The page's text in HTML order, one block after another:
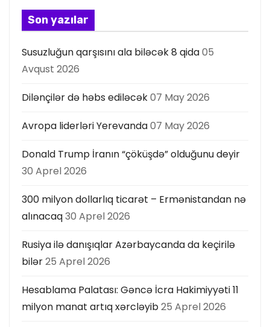
a
ı
Son yazılar
Susuzluğun qarşısını ala biləcək 8 qida05
Avqust 2026
Dilənçilər də həbs ediləcək07 May 2026
Avropa liderləri Yerevanda07 May 2026
Donald Trump İranın “çöküşdə” olduğunu deyir
30 Aprel 2026
300 milyon dollarlıq ticarət – Ermənistandan nə
alınacaq30 Aprel 2026
Rusiya ilə danışıqlar Azərbaycanda da keçirilə
bilər25 Aprel 2026
Hesablama Palatası: Gəncə İcra Hakimiyyəti 11
milyon manat artıq xərcləyib25 Aprel 2026